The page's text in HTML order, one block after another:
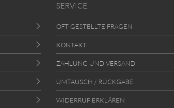
SERVICE
OFT GESTELLTE FRAGEN
KONTAKT
ZAHLUNG UND VERSAND
UMTAUSCH / RÜCKGABE
WIDERRUF ERKLÄREN